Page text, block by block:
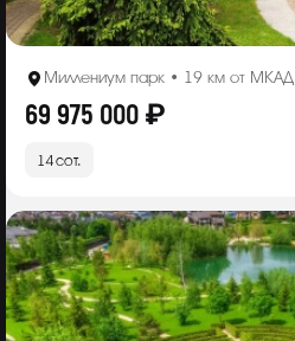
Миллениум парк • 19 км от МКАД
69 975 000 ₽
14 сот.